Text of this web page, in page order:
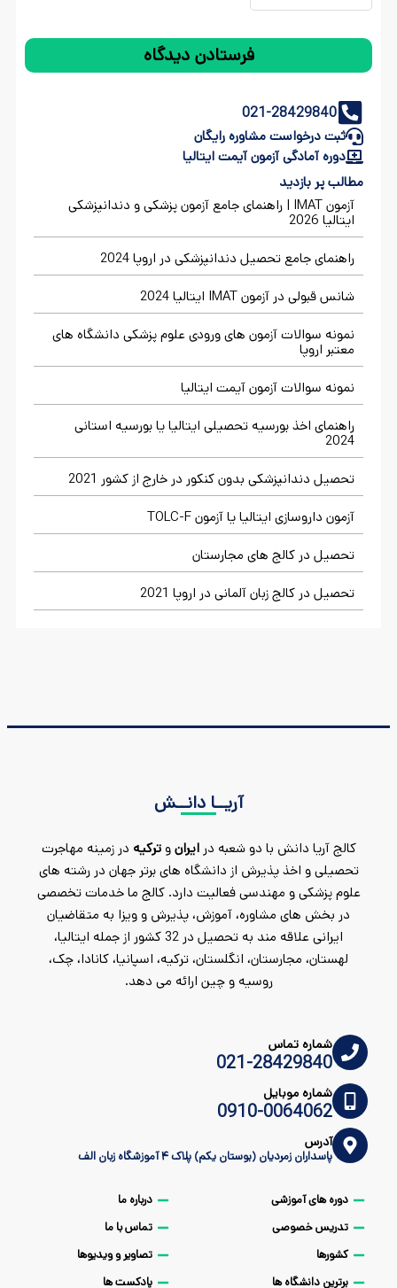
021-28429840
ثبت درخواست مشاوره رایگان
دوره آمادگی آزمون آیمت ایتالیا
مطالب پر بازدید
آزمون IMAT | راهنمای جامع آزمون پزشکی و دندانپزشکی
ایتالیا 2026
راهنمای جامع تحصیل دندانپزشکی در اروپا 2024
شانس قبولی در آزمون IMAT ایتالیا 2024
نمونه سوالات آزمون های ورودی علوم پزشکی دانشگاه های
معتبر اروپا
نمونه سوالات آزمون آیمت ایتالیا
راهنمای اخذ بورسیه تحصیلی ایتالیا یا بورسیه استانی
2024
تحصیل دندانپزشکی بدون کنکور در خارج از کشور 2021
آزمون داروسازی ایتالیا یا آزمون TOLC-F
تحصیل در کالج های مجارستان
تحصیل در کالج زبان آلمانی در اروپا 2021
آریــا دانــش
کالج آریا دانش با دو شعبه در ایرانوترکیه در زمینه مهاجرت
تحصیلی و اخذ پذیرش از دانشگاه های برتر جهان در رشته های
علوم پزشکی و مهندسی فعالیت دارد. کالج ما خدمات تخصصی
در بخش های مشاوره، آموزش، پذیرش و ویزا به متقاضیان
ایرانی علاقه مند به تحصیل در 32 کشور از جمله ایتالیا،
لهستان، مجارستان، انگلستان، ترکیه، اسپانیا، کانادا، چک،
روسیه و چین ارائه می دهد.
شماره تماس
021-28429840
شماره موبایل
0910-0064062
آدرس
پاسداران زمردیان (بوستان یکم) پلاک ۴ آموزشگاه زبان الف
دوره های آموزشی
تدریس خصوصی
کشورها
برترین دانشگاه ها
درباره ما
تماس با ما
تصاویر و ویدیوها
پادکست ها